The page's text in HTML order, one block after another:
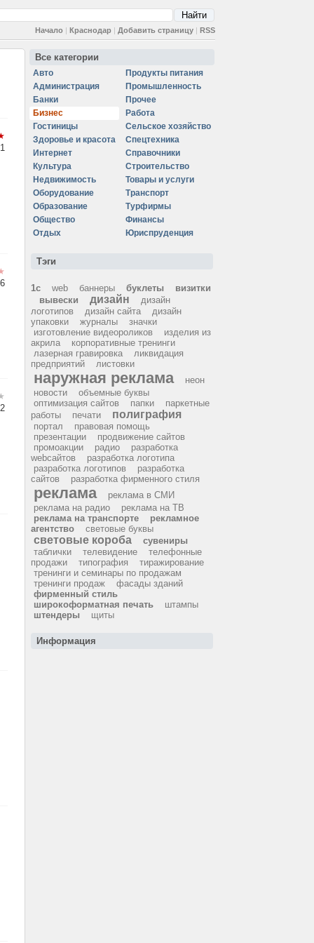
Начало | Краснодар | Добавить страницу | RSS
Все категории
Авто
Администрация
Банки
Бизнес
Гостиницы
Здоровье и красота
Интернет
Культура
Недвижимость
Оборудование
Образование
Общество
Отдых
Продукты питания
Промышленность
Прочее
Работа
Сельское хозяйство
Спецтехника
Справочники
Строительство
Товары и услуги
Транспорт
Турфирмы
Финансы
Юриспруденция
Тэги
1с web баннеры буклеты
визитки
вывески
дизайн
дизайн
логотипов
дизайн сайта
дизайн
упаковки
журналы
значки
изготовление видеороликов
изделия из
акрила
корпоративные тренинги
лазерная гравировка
ликвидация
предприятий
листовки
наружная реклама
неон
новости
объемные буквы
оптимизация сайтов
папки
паркетные
работы
печати полиграфия
портал
правовая помощь
презентации
продвижение сайтов
промоакции
радио
разработка
webсайтов
разработка логотипа
разработка логотипов
разработка
сайтов
разработка фирменного стиля
реклама
реклама в СМИ
реклама на радио
реклама на ТВ
реклама на транспорте
рекламное
агентство
световые буквы
световые короба
сувениры
таблички
телевидение
телефонные
продажи
типография
тиражирование
тренинги и семинары по продажам
тренинги продаж
фасады зданий
фирменный стиль
широкоформатная печать
штампы
штендеры
щиты
Информация